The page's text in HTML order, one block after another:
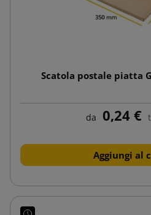
Scatola postale piatta
da 0,24 €
Aggiungi al